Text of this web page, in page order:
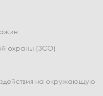
охраны (ЗСО)
на окружающую